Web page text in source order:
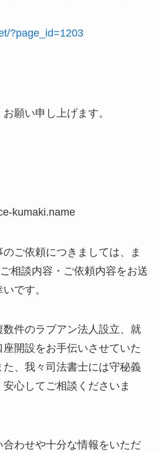
?page_id=1203
願い申し上げます。
kumaki.name
ご依頼につきましては、ま
相談内容・ご依頼内容をお送
です。
件のラブアン法人設立、就
開設をお手伝いさせていた
、我々司法書士には守秘義
心してご相談くださいま
わせや十分な情報をいただ